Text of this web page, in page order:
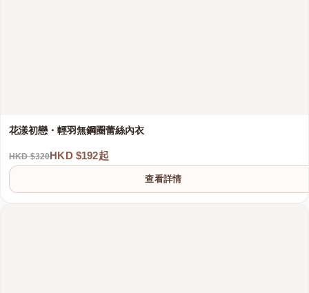
花漾初戀・輕羽無鋼圈蕾絲內衣
HKD $320HKD $192起
查看詳情